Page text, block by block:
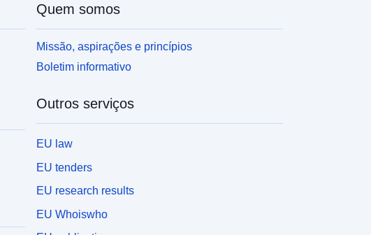
Quem somos
Missão, aspirações e princípios
Boletim informativo
Outros serviços
EU law
EU tenders
EU research results
EU Whoiswho